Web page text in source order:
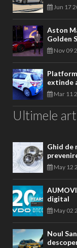
Jun 17
Aston
Golden
Nov 09
extinde
Mar 11
Ultimele
Ghid de
May 12
digital
May 02
Noul